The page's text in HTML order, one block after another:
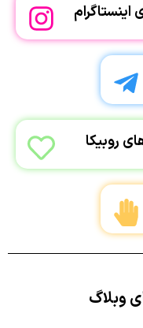
روبیکا
وبلاگ